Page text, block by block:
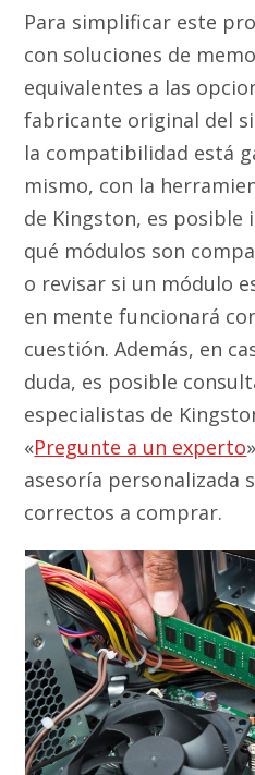
Para simplificar este
con soluciones de
equivalentes a las
fabricante original del
la compatibilidad está
mismo, con la
de Kingston, es
qué módulos son
o revisar si un módulo
en mente funcionará
cuestión. Además, en
duda, es posible
especialistas de
«Pregunte a un experto
asesoría personalizada
correctos a comprar.